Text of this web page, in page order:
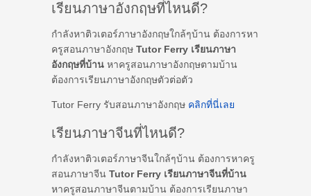
เรียนภาษาอังกฤษที่ไหนดี?
กำลังหาติวเตอร์ภาษาอังกฤษใกล้ๆบ้าน ต้องการหา
ครูสอนภาษาอังกฤษ Tutor Ferry เรียนภาษา
อังกฤษที่บ้าน หาครูสอนภาษาอังกฤษตามบ้าน
ต้องการเรียนภาษาอังกฤษตัวต่อตัว
Tutor Ferry รับสอนภาษาอังกฤษ คลิกที่นี่เลย
เรียนภาษาจีนที่ไหนดี?
กำลังหาติวเตอร์ภาษาจีนใกล้ๆบ้าน ต้องการหาครู
สอนภาษาจีน Tutor Ferry เรียนภาษาจีนที่บ้าน
หาครูสอนภาษาจีนตามบ้าน ต้องการเรียนภาษา